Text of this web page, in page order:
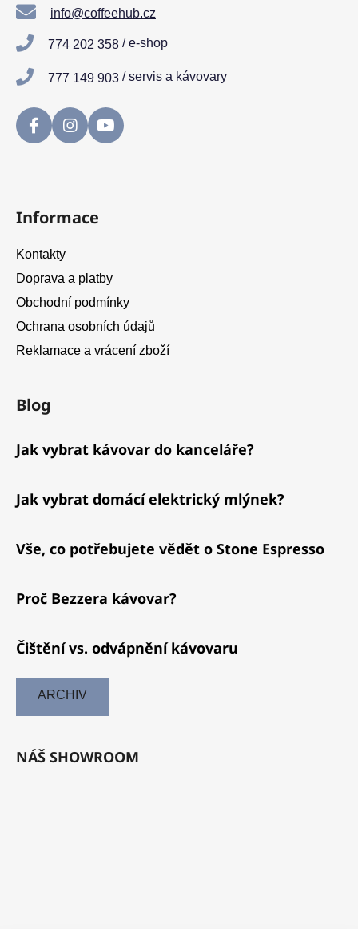
info@coffeehub.cz
774 202 358 / e-shop
777 149 903 / servis a kávovary
Informace
Kontakty
Doprava a platby
Obchodní podmínky
Ochrana osobních údajů
Reklamace a vrácení zboží
Blog
Jak vybrat kávovar do kanceláře?
Jak vybrat domácí elektrický mlýnek?
Vše, co potřebujete vědět o Stone Espresso
Proč Bezzera kávovar?
Čištění vs. odvápnění kávovaru
ARCHIV
NÁŠ SHOWROOM